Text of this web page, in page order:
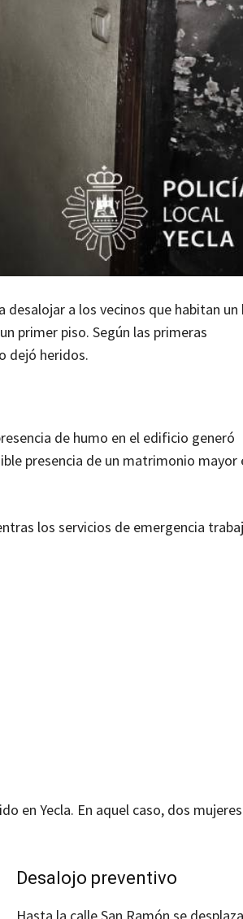
desalojar a los vecinos que habitan un
primer piso. Según las primeras
dejó heridos.
de humo en el edificio generó
presencia de un matrimonio mayor
los servicios de emergencia
en Yecla. En aquel caso, dos
Desalojo preventivo